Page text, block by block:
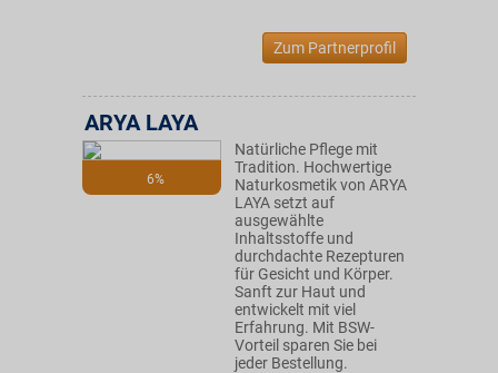
Zum Partnerprofil
6%
ARYA LAYA
Natürliche Pflege mit
Tradition. Hochwertige
Naturkosmetik von ARYA
LAYA setzt auf
ausgewählte
Inhaltsstoffe und
durchdachte Rezepturen
für Gesicht und Körper.
Sanft zur Haut und
entwickelt mit viel
Erfahrung. Mit BSW-
Vorteil sparen Sie bei
jeder Bestellung.